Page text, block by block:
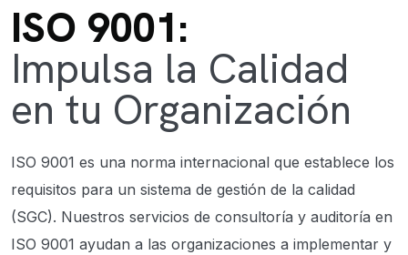
ISO 9001:
Impulsa la Calidad
en tu Organización
ISO 9001 es una norma internacional que establece los
requisitos para un sistema de gestión de la calidad
(SGC). Nuestros servicios de consultoría y auditoría en
ISO 9001 ayudan a las organizaciones a implementar y